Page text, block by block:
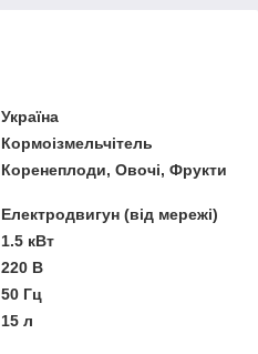
Україна
Кормоізмельчітель
Коренеплоди, Овочі, Фрукти
Електродвигун (від мережі)
1.5 кВт
220 В
50 Гц
15 л